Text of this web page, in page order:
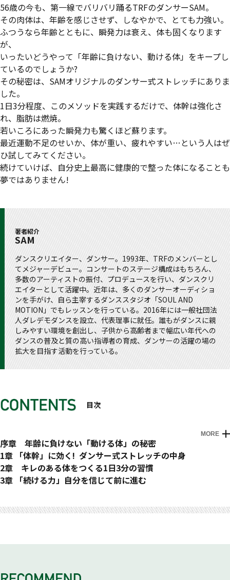
56歳の今も、第一線でバリバリ踊るTRFのダンサーSAM。
その肉体は、年齢を感じさせず、しなやかで、とても力強い。
ふつうなら年齢とともに、瞬発力は衰え、体も固くなります
が、
いったいどうやって「年齢に負けない、動ける体」をキープし
ているのでしょうか?
その秘密は、SAMオリジナルのダンサー式ストレッチにありま
した。
1日3分程度、このメソッドを実践するだけで、体幹は強化さ
れ、脂肪は燃焼。
若いころにあった瞬発力も驚くほど蘇ります。
最近運動不足のせいか、体が重い、疲れやすい…という人はぜ
ひ試してみてください。
続けていけば、自分史上最高に健康的で整った体になることも
夢ではありません!
著者紹介
SAM
ダンスクリエイター、ダンサー。1993年、TRFのメンバーとし
てメジャーデビュー。コンサートのステージ構成はもちろん、
多数のアーティストの振付、プロデュースを行い、ダンスクリ
エイターとして活躍中。近年は、多くのダンサーオーディショ
ンを手がけ、自ら主宰するダンススタジオ「SOUL AND
MOTION」でもレッスンを行っている。2016年には一般社団法
人ダレデモダンスを設立、代表理事に就任。誰もがダンスに親
しみやすい環境を創出し、子供から高齢者まで幅広い年代への
ダンスの普及と質の高い指導者の育成、ダンサーの活躍の場の
拡大を目指す活動を行っている。
目次
MORE
はじめに 長い人生を「動ける体」でいるために
序章 年齢に負けない「動ける体」の秘密
56歳の今も、現役のダンサーとして踊り続ける。ふつうは体
力が衰え、キレがなくなる年齢で、なぜそれほど動けるの
か？ 秘密に迫る！
1章 「体幹」に効く! ダンサー式ストレッチの中身
年齢に負けない体は「体幹」から！ 片足で立ってもグラグラ
しない体をめざして、屈伸からツイストまで簡単にできる方法
2章 キレのある体をつくる1日3分の習慣
自分では若い時とさほど変わらないと思っていても、体は瞬発
ある体を取り戻す！
3章 「続ける力」自分を信じて前に進む
Ｆのブレイク、そして現在まで…挫けず、あきらめず、前に進
み続けた原動力とは？